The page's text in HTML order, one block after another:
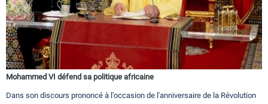
Mohammed VI défend sa politique africaine
Dans son discours prononcé à l'occasion de l'anniversaire de la Révolution